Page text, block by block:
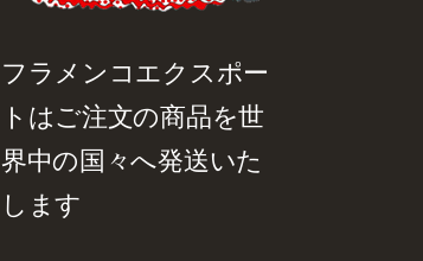
フラメンコエクスポー
トはご注文の商品を世
界中の国々へ発送いた
します